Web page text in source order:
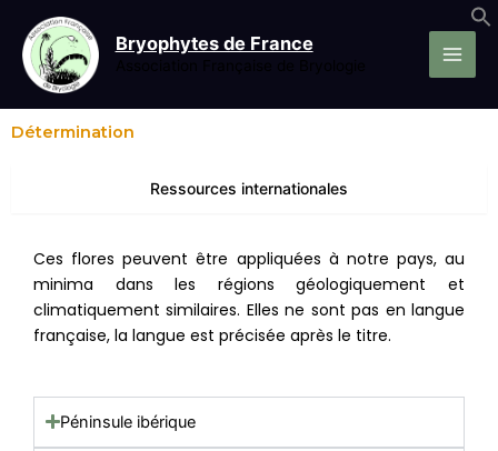
contenu
Bryophytes de France
Détermination
Ressources internationales
Ces flores peuvent être appliquées à notre pays, au
minima dans les régions géologiquement et
climatiquement similaires. Elles ne sont pas en langue
française, la langue est précisée après le titre.
Péninsule ibérique